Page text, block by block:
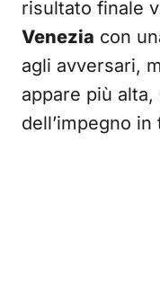
risultato finale
Venezia con
agli avversari,
appare più
dell’impegno